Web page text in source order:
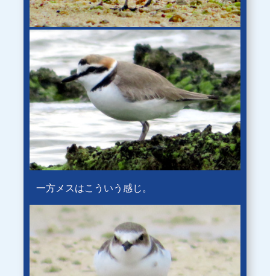
一方メスはこういう感じ。